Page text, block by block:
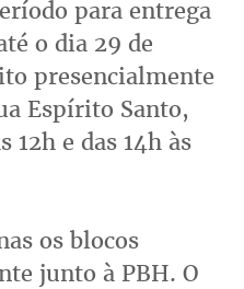
para entrega
o dia 29 de
presencialmente
Espírito Santo,
12h e das 14h às
os blocos
junto à PBH. O